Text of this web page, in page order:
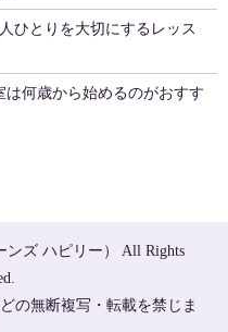
ひとりを大切にするレッス
は何歳から始めるのがおすす
ンズ ハピリー） All Rights
の無断複写・転載を禁じま